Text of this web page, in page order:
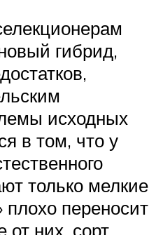
гибрид,
исходных
в том, что у
только мелкие
переносит
от них, сорт